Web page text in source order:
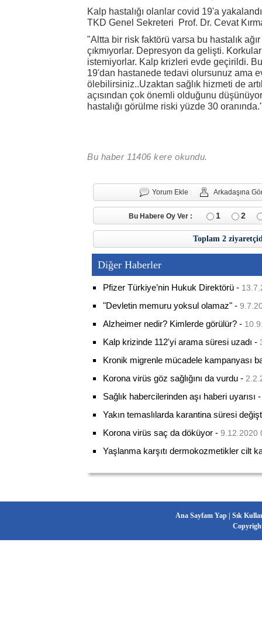
Kalp hastalığı olanlar covid 19'a
TKD Genel Sekreteri Prof. Dr. Cevat
"Altta bir risk faktörü varsa bu hastalık
çıkmıyorlar. Depresyon da gelişti.
istemiyorlar. Kalp krizleri evde geçirildi.
19'dan hastanede tedavi olursunuz ama
ölebilirsiniz..Uzaktan sağlık hizmeti de
açısından çok önemli olduğunu
hastalığı görülme riski yüzde 30
Bu haber 11406 kere okundu.
Yorum Ekle Arkadaşına
Bu Habere Oy Ver : 1 2
Toplam 2
Diğer Haberler
Pfizer Türkiye’nin Hukuk Direktörü -
"Devletin memuru yoksul olamaz" -
Alzheimer nedir? Kimlerde görülür? -
Kalp krizinde 112'yi arama süresi uzadı -
Kronik migrenle mücadele kampanyası
Korona virüs göz sağlığını da vurdu -
Sağlık habercilerinden aşı haberi uyarısı
Yakın temaslılarda karantina süresi
Korona virüs saç da döküyor - 9.12.2020
Yaşlanma karşıtı dermokozmetikler cilt
Ana Sayfam Yap
Sık